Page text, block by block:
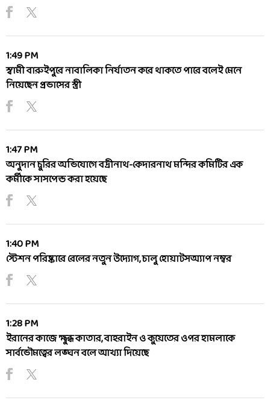
1:49 PM
স্বামী বারুইপুরে নাবালিকা নির্যাতন করে থাকতে পারে বলেই মেনে
নিয়েছেন প্রভাসের স্ত্রী
1:47 PM
অনুদান চুরির অভিযোগে বদ্রীনাথ-কেদারনাথ মন্দির কমিটির এক
কর্মীকে সাসপেন্ড করা হয়েছে
1:40 PM
স্টেশন পরিষ্কারে রেলের নতুন উদ্যোগ, চালু হোয়াটসঅ্যাপ নম্বর
1:28 PM
ইরানের কাজে ক্ষুব্ধ কাতার, বাহরাইন ও কুয়েতের ওপর হামলাকে
সার্বভৌমত্বের লঙ্ঘন বলে আখ্যা দিয়েছে